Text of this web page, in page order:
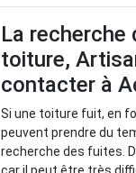
La recherche
toiture,
contacter à
Si une toiture fuit, en
peuvent prendre du
recherche des fuites.